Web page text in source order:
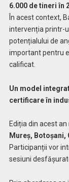
6.000 de tineri în
În acest context,
intervenția printr-
potențialului de
important pentru
calificat.
Un model
certificare în
Ediția din acest
Mureș, Botoșani,
Participanții vor
sesiuni